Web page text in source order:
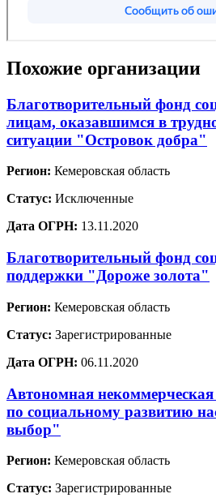
Похожие организации
Благотворительный фонд
лицам, оказавшимся в
ситуации "Островок добра"
Регион: Кемеровская область
Статус: Исключенные
Дата ОГРН: 13.11.2020
Благотворительный фонд
поддержки "Дороже золота"
Регион: Кемеровская область
Статус: Зарегистрированные
Дата ОГРН: 06.11.2020
Автономная
по социальному развитию
выбор"
Регион: Кемеровская область
Статус: Зарегистрированные